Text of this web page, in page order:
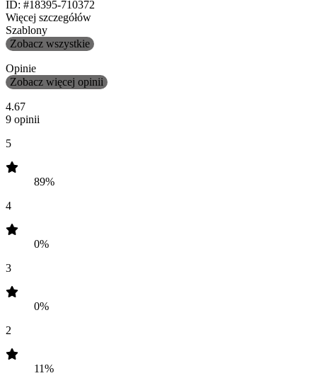
ID: #18395-710372
Więcej szczegółów
Szablony
Zobacz wszystkie
Opinie
Zobacz więcej opinii
4.67
9 opinii
5
89%
4
0%
3
0%
2
11%